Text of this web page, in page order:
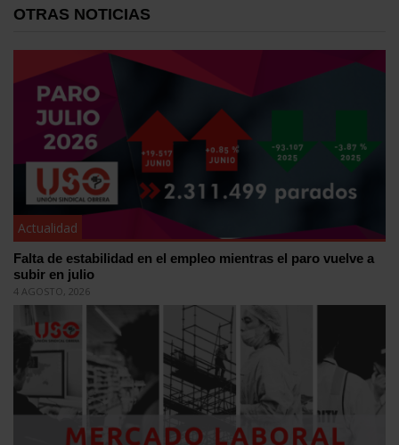
OTRAS NOTICIAS
Actualidad
Falta de estabilidad en el empleo mientras el paro vuelve a
subir en julio
4 AGOSTO, 2026